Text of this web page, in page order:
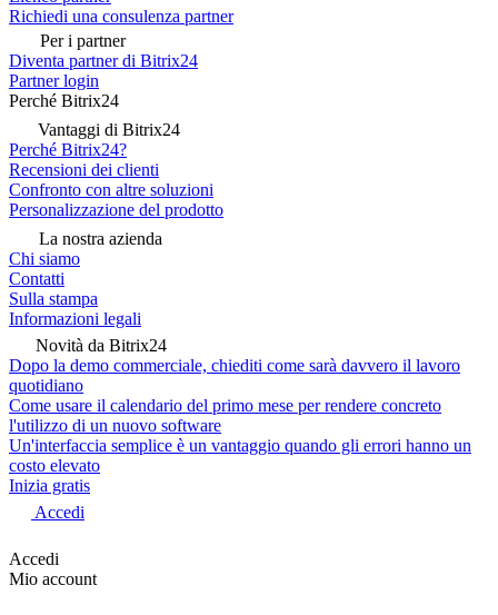
Richiedi una consulenza partner
Per i partner
Diventa partner di Bitrix24
Partner login
Perché Bitrix24
Vantaggi di Bitrix24
Perché Bitrix24?
Recensioni dei clienti
Confronto con altre soluzioni
Personalizzazione del prodotto
La nostra azienda
Chi siamo
Contatti
Sulla stampa
Informazioni legali
Novità da Bitrix24
Dopo la demo commerciale, chiediti come sarà davvero il lavoro
quotidiano
Come usare il calendario del primo mese per rendere concreto
l'utilizzo di un nuovo software
Un'interfaccia semplice è un vantaggio quando gli errori hanno un
costo elevato
Inizia gratis
Accedi
Accedi
Mio account